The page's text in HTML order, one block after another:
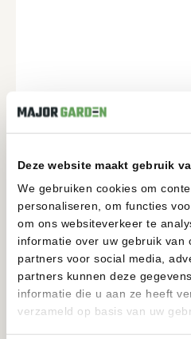
Deze website maakt gebruik
We gebruiken cookies om
personaliseren, om functies
om ons websiteverkeer te
informatie over uw gebruik van
partners voor social media,
partners kunnen deze
informatie die u aan ze heeft
verzameld op basis van uw